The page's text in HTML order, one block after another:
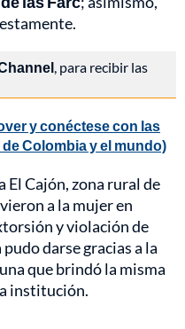
, para recibir las
y conéctese con las
Colombia y el mundo)
El Cajón, zona rural de
a la mujer en
y violación de
darse gracias a la
que brindó la misma
institución.